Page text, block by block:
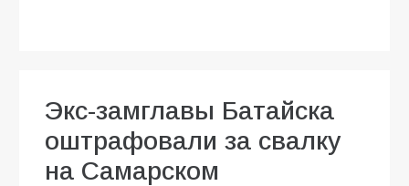
Экс-замглавы Батайска
оштрафовали за свалку
на Самарском